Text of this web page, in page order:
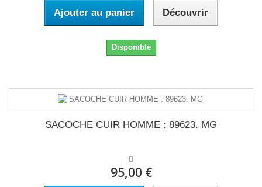
Ajouter au panier Découvrir
Disponible
SACOCHE CUIR HOMME : 89623. MG
95,00 €